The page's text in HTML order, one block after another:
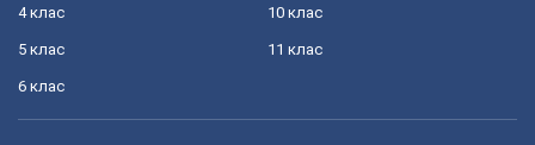
4 клас
5 клас
6 клас
10 клас
11 клас